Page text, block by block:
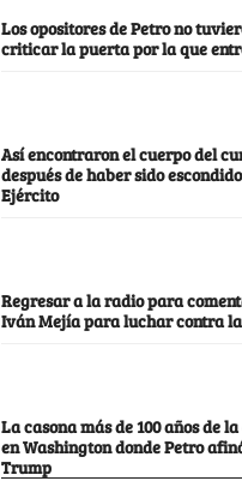
Los opositores de Petro no
criticar la puerta por la que
Así encontraron el cuerpo del
después de haber sido
Ejército
Regresar a la radio para
Iván Mejía para luchar contra
La casona más de 100 años de
en Washington donde Petro
Trump